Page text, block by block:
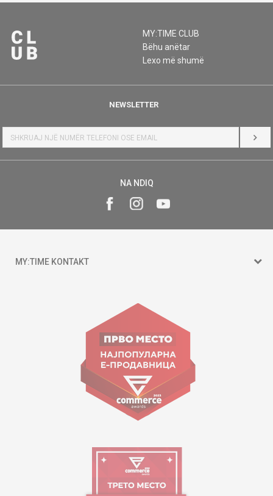
MY:TIME CLUB
Bëhu anëtar
Lexo më shumë
NEWSLETTER
HYR
NA NDIQ
MY:TIME KONTAKT
Goce Nikolovski 74 Shkup
contact@mytime.mk
Orari i punës:
09:00 - 17:00